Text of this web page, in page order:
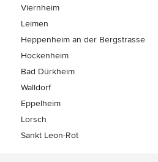
Viernheim
Leimen
Heppenheim an der Bergstrasse
Hockenheim
Bad Dürkheim
Walldorf
Eppelheim
Lorsch
Sankt Leon-Rot